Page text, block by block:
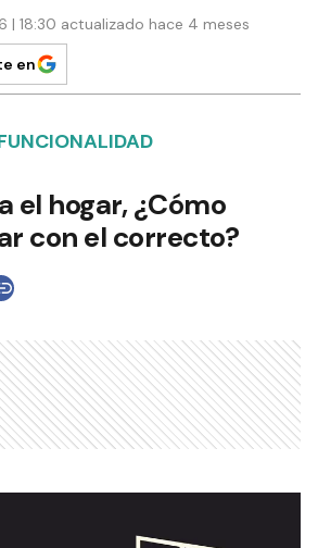
| 18:30 actualizado hace 4 meses
en
el hogar, ¿Cómo
con el correcto?